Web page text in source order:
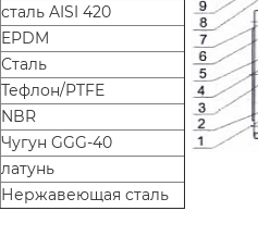
сталь AISI 420
EPDM
Сталь
Тефлон/PTFE
NBR
Чугун GGG-40
латунь
Нержавеющая сталь